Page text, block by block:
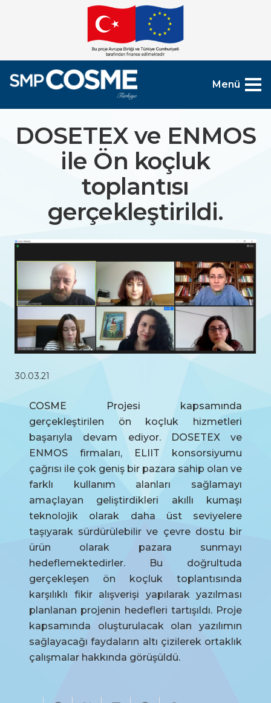
Menü
DOSETEX ve ENMOS
ile Ön koçluk
toplantısı
gerçekleştirildi.
30.03.21
COSME Projesi kapsamında
gerçekleştirilen ön koçluk hizmetleri
başarıyla devam ediyor. DOSETEX ve
ENMOS firmaları, ELIIT konsorsiyumu
çağrısı ile çok geniş bir pazara sahip olan ve
farklı kullanım alanları sağlamayı
amaçlayan geliştirdikleri akıllı kumaşı
teknolojik olarak daha üst seviyelere
taşıyarak sürdürülebilir ve çevre dostu bir
ürün olarak pazara sunmayı
hedeflemektedirler. Bu doğrultuda
gerçekleşen ön koçluk toplantısında
karşılıklı fikir alışverişi yapılarak yazılması
planlanan projenin hedefleri tartışıldı. Proje
kapsamında oluşturulacak olan yazılımın
sağlayacağı faydaların altı çizilerek ortaklık
çalışmalar hakkında görüşüldü.